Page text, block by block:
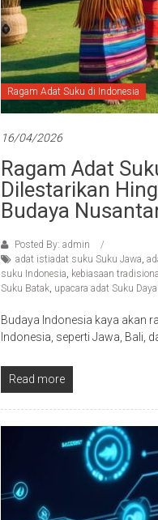
Ragam Adat Suku di Indonesia
16/04/2026
Ragam Adat
Dilestarikan
Budaya
Posted By: admin
adat istiadat suku Suku Jawa,
suku Indonesia, kebiasaan
Suku Batak, upacara adat Suku
Budaya Indonesia kaya akan
Indonesia, seperti Jawa, Bali,
Read more